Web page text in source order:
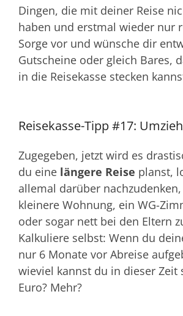
Dingen, die mit deiner Reise
haben und erstmal wieder nur
Sorge vor und wünsche dir
Gutscheine oder gleich Bares,
in die Reisekasse stecken
Reisekasse-Tipp #17:
Zugegeben, jetzt wird es
du eine längere Reise planst,
allemal darüber
kleinere Wohnung, ein WG-
oder sogar nett bei den Eltern
Kalkuliere selbst: Wenn du
nur 6 Monate vor Abreise
wieviel kannst du in dieser Zeit
Euro? Mehr?